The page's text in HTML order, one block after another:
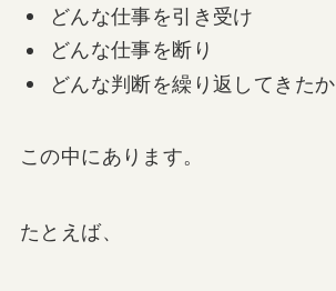
どんな仕事を引き受け
どんな仕事を断り
どんな判断を繰り返してきたか
この中にあります。
たとえば、